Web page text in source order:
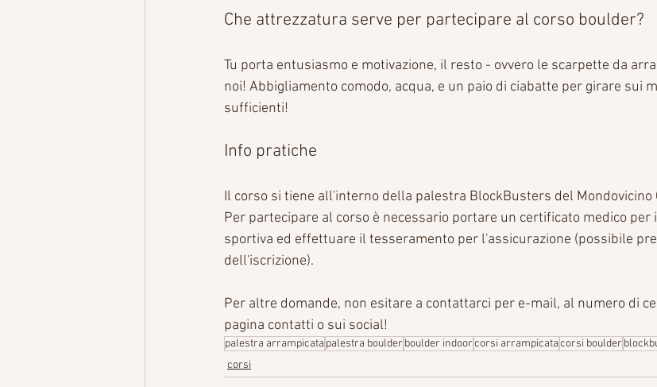
Che attrezzatura serve per partecipare al corso boulder?
Tu porta entusiasmo e motivazione, il resto - ovvero le scarpette da
noi! Abbigliamento comodo, acqua, e un paio di ciabatte per girare sui
sufficienti!
Info pratiche
Il corso si tiene all'interno della palestra BlockBusters del Mondovicino
Per partecipare al corso è necessario portare un certificato medico
sportiva ed effettuare il tesseramento per l'assicurazione (possibile
dell'iscrizione).
Per altre domande, non esitare a contattarci per e-mail, al numero di
pagina contatti o sui social!
palestra arrampicata palestra boulder boulder indoorcorsi arrampicatacorsi boulder
corsi